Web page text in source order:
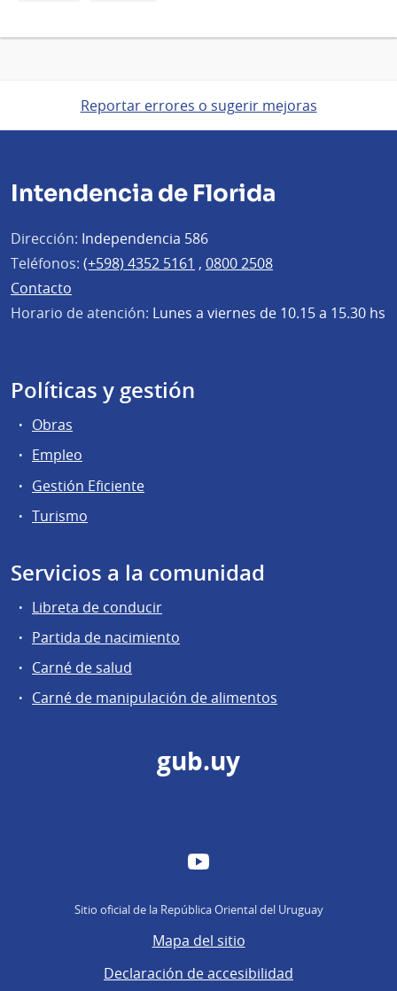
Reportar errores o sugerir mejoras
Intendencia de Florida
Dirección: Independencia 586
Teléfonos: (+598) 4352 5161 , 0800 2508
Contacto
Horario de atención: Lunes a viernes de 10.15 a 15.30 hs
Políticas y gestión
Obras
Empleo
Gestión Eficiente
Turismo
Servicios a la comunidad
Libreta de conducir
Partida de nacimiento
Carné de salud
Carné de manipulación de alimentos
gub.uy
YouTube
Sitio oficial de la República Oriental del Uruguay
Mapa del sitio
Declaración de accesibilidad